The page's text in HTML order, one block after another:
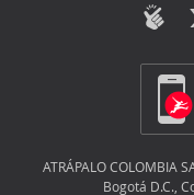
ATRÁPALO COLOMBIA
Bogotá D.C.,